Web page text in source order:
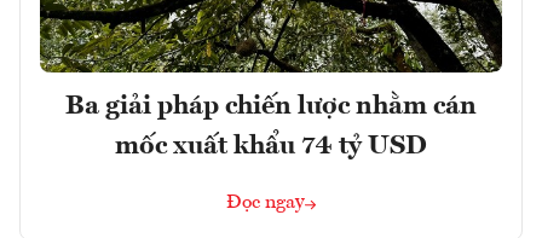
Ba giải pháp chiến lược nhằm cán
mốc xuất khẩu 74 tỷ USD
Đọc ngay